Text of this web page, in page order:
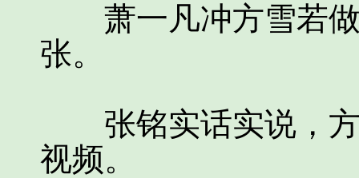
萧一凡冲方雪若做
张。
张铭实话实说，方
视频。